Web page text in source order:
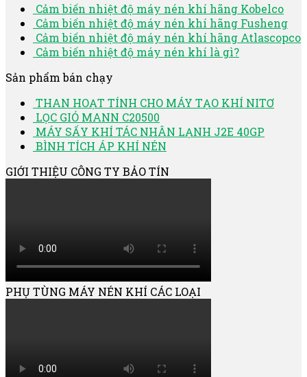
Cảm biến nhiệt độ máy nén khí hãng Kobelco
Cảm biến nhiệt độ máy nén khí hãng Fusheng
Cảm biến nhiệt độ máy nén khí hãng Atlascopco
Cảm biến nhiệt độ máy nén khí là gì?
Sản phẩm bán chạy
THAN HOẠT TÍNH CHO MÁY TẠO KHÍ NITƠ
LỌC GIÓ MANN C20500
MÁY SẤY KHÍ TÁC NHÂN LẠNH J2E 40GP
BÌNH TÍCH ÁP KHÍ NÉN
GIỚI THIỆU CÔNG TY BẢO TÍN
PHỤ TÙNG MÁY NÉN KHÍ CÁC LOẠI